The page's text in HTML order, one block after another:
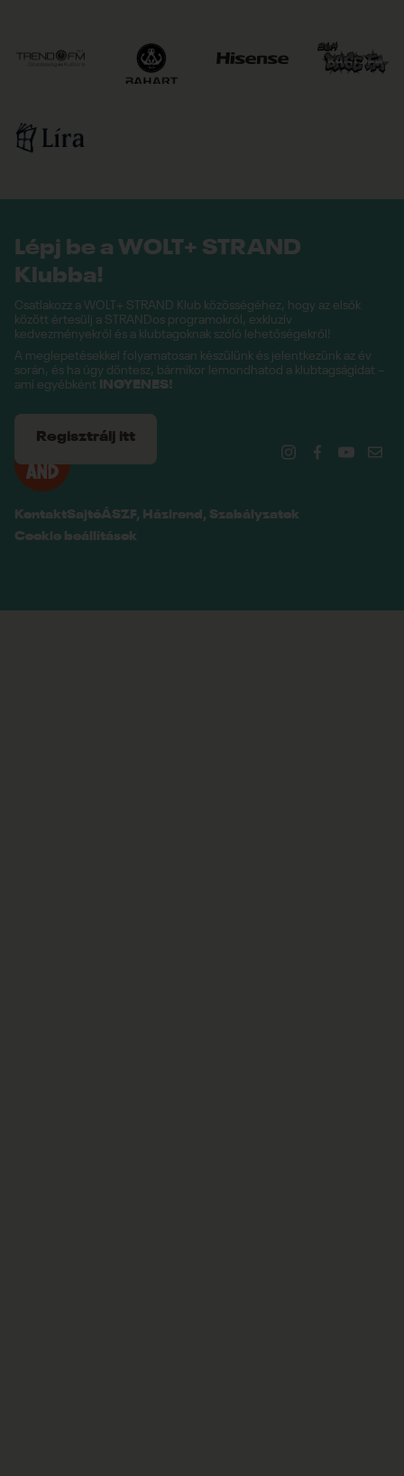
KontaktSajtóÁSZF, Házirend, Szabályzatok
Cookie beállítások
Lépj be a WOLT+ STRAND
Klubba!
Csatlakozz a WOLT+ STRAND Klub közösségéhez, hogy az elsők
között értesülj a STRANDos programokról, exkluzív
kedvezményekről és a klubtagoknak szóló lehetőségekről!
A meglepetésekkel folyamatosan készülünk és jelentkezünk az év
során, és ha úgy döntesz, bármikor lemondhatod a klubtagságidat –
ami egyébként
INGYENES!
Regisztrálj itt